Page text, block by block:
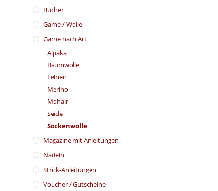
Bücher
Garne / Wolle
Garne nach Art
Alpaka
Baumwolle
Leinen
Merino
Mohair
Seide
Sockenwolle
Magazine mit Anleitungen
Nadeln
Strick-Anleitungen
Voucher / Gutscheine